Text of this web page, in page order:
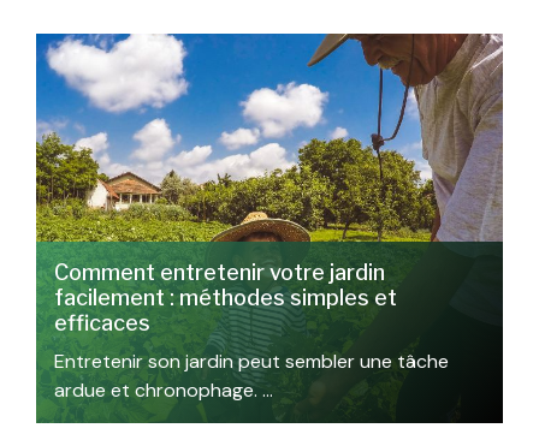
Comment entretenir votre jardin
facilement : méthodes simples et
efficaces
Entretenir son jardin peut sembler une tâche
ardue et chronophage. …